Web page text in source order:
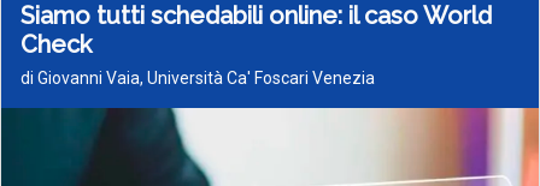
Siamo tutti schedabili online: il caso World
Check
di Giovanni Vaia, Università Ca' Foscari Venezia